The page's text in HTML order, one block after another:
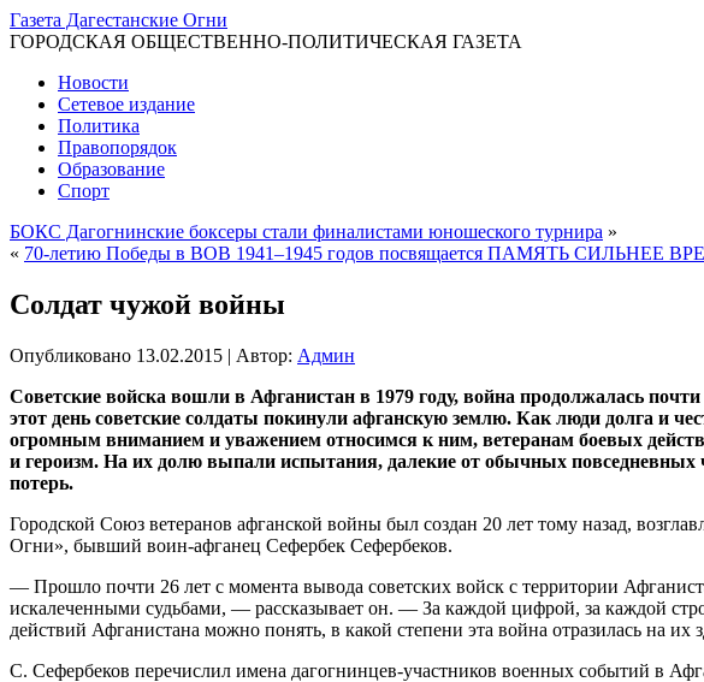
Газета Дагестанские Огни
ГОРОДСКАЯ ОБЩЕСТВЕННО-ПОЛИТИЧЕСКАЯ ГАЗЕТА
Новости
Сетевое издание
Политика
Правопорядок
Образование
Спорт
БОКС Дагогнинские боксеры стали финалистами юношеского турнира »
« 70-летию Победы в ВОВ 1941–1945 годов посвящается ПАМЯТЬ СИЛЬНЕЕ
Солдат чужой войны
Опубликовано 13.02.2015 | Автор: Админ
Советские войска вошли в Афганистан в 1979 году, война продолжалась
этот день советские солдаты покинули афганскую землю. Как люди долга и
огромным вниманием и уважением относимся к ним, ветеранам боевых
и героизм. На их долю выпали испытания, далекие от обычных повседневных
потерь.
Городской Союз ветеранов афганской войны был создан 20 лет тому назад,
Огни», бывший воин-афганец Сефербек Сефербеков.
— Прошло почти 26 лет с момента вывода советских войск с территории
искалеченными судьбами, — рассказывает он. — За каждой цифрой, за каждой
действий Афганистана можно понять, в какой степени эта война отразилась на их
С. Сефербеков перечислил имена дагогнинцев-участников военных событий в